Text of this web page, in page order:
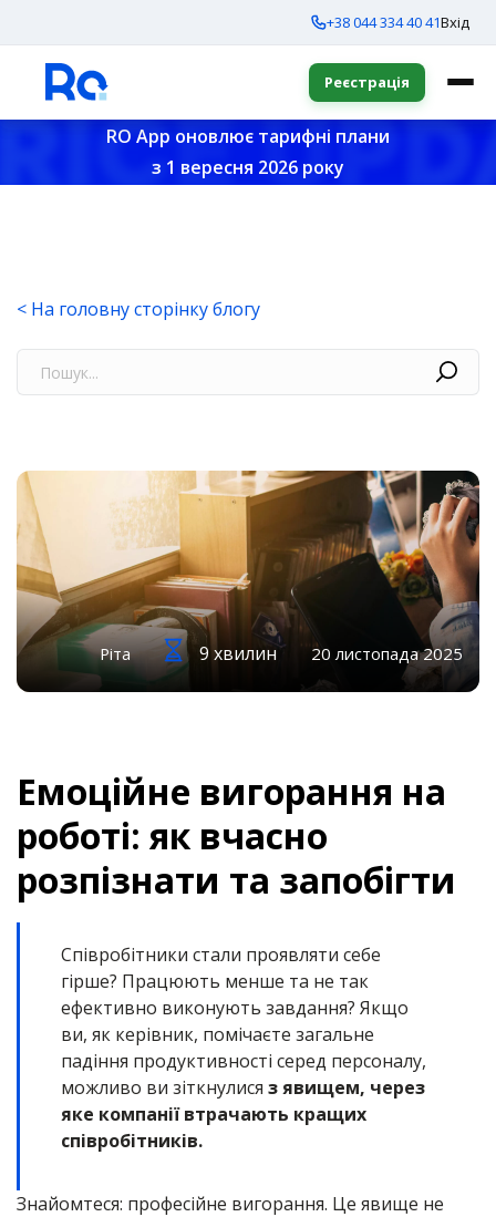
+38 044 334 40 41Вхід
Реєстрація
RO App оновлює тарифні плани
з 1 вересня 2026 року
< На головну сторінку блогу
Ріта 9 хвилин 20 листопада 2025
Емоційне вигорання на
роботі: як вчасно
розпізнати та запобігти
Співробітники стали проявляти себе
гірше? Працюють менше та не так
ефективно виконують завдання? Якщо
ви, як керівник, помічаєте загальне
падіння продуктивності серед персоналу,
можливо ви зіткнулися з явищем, через
яке компанії втрачають кращих
співробітників.
Знайомтеся: професійне вигорання. Це явище не